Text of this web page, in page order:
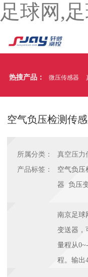
足球网,足
热搜产品： 微压传感器
空气负压检测传
所属分类：
真空压力
产品标签：
空气负
器 负压
南京足球
变送器，
量程从
程。输出